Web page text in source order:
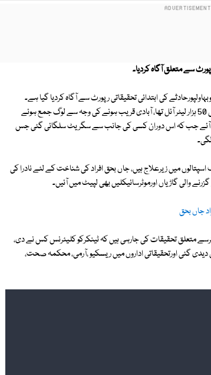
سے متعلق آگاہ کردیا۔
کی ابتدائی تحقیقاتی رپورٹ سے آگاہ کردیا گیا ہے۔
رپورٹ کے مطابق احمد پورشرقیہ میں صبح کے وقت آئل ٹینکرالٹ گیا جس میں 50 ہزار لیٹر آئل تھا، آبادی قریب ہونے کی وجہ سے لوگ جمع ہوئے
باز نہ آئے جب کہ اس دوران کسی کی جانب سے سگریٹ سلگائی گئی جس
زخمی ہوئے جو مختلف اسپتالوں میں زیرعلاج ہیں، جاں بحق افراد کی شناخت کے لئے نادرا کی
گاڑیاں اورموٹرسائیکلیں بھی لپیٹ میں آئیں۔
متعلق تحقیقات کی جارہی ہیں کہ ٹینکرکو کلیئرنس کس نے دی،
گئی اورتحقیقاتی اداروں میں ریسکیو ،آرمی، محکمہ صحت،